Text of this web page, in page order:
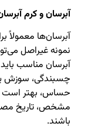
آبرسان و کرم
آبرسان‌ها معمولاً
نمونه غیراصل
آبرسان مناسب
چسبندگی، سوزش
حساس، بهتر است
مشخص، تاریخ
باشند.